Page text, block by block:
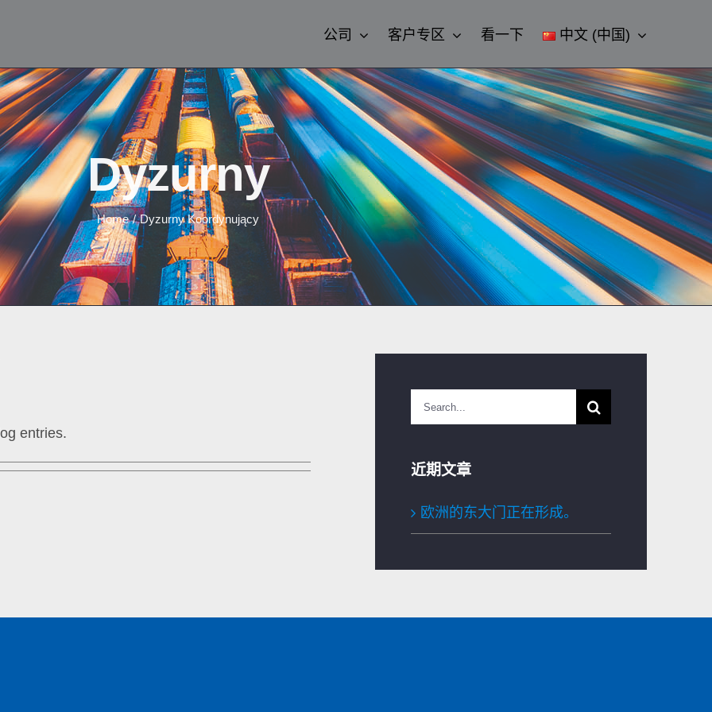
公司 客户专区 看一下 中文 (中国)
Dyzurny
Home / Dyzurny Koordynujący
entries.
Search
for:
近期文章
欧洲的东大门正在形成。